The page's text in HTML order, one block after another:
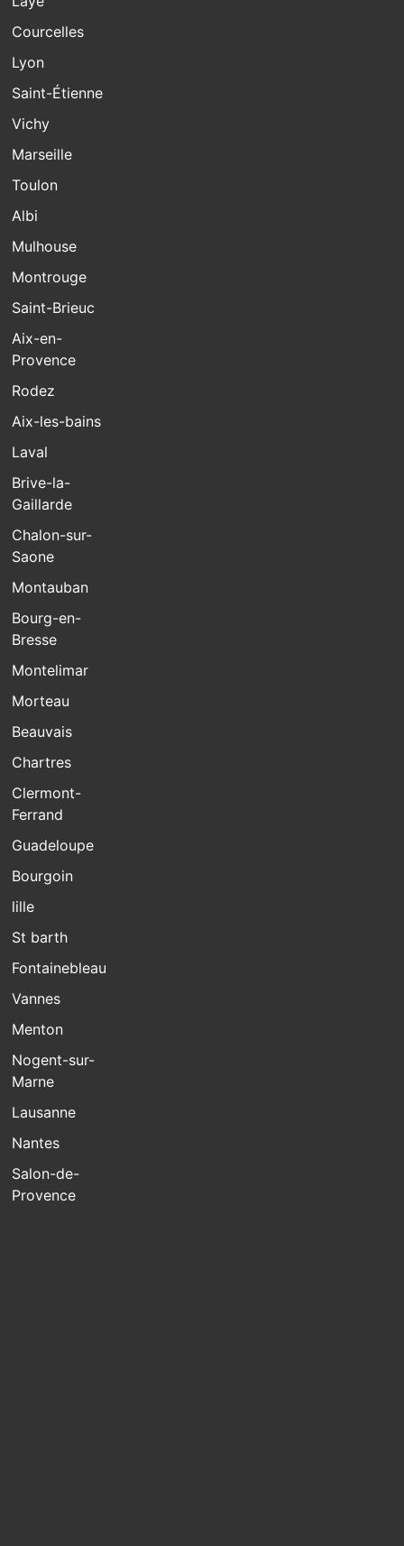
Courcelles
Lyon
Saint-Étienne
Vichy
Marseille
Toulon
Albi
Mulhouse
Montrouge
Saint-Brieuc
Aix-en-
Provence
Rodez
Aix-les-bains
Laval
Brive-la-
Gaillarde
Chalon-sur-
Saone
Montauban
Bourg-en-
Bresse
Montelimar
Morteau
Beauvais
Chartres
Clermont-
Ferrand
Guadeloupe
Bourgoin
lille
St barth
Fontainebleau
Vannes
Menton
Nogent-sur-
Marne
Lausanne
Nantes
Salon-de-
Provence